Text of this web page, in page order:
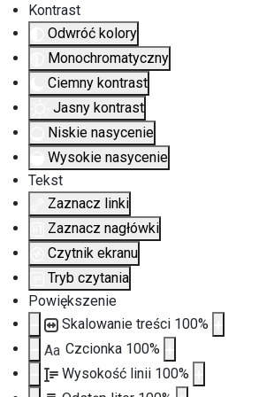
Kontrast
Odwróć kolory
Monochromatyczny
Ciemny kontrast
Jasny kontrast
Niskie nasycenie
Wysokie nasycenie
Tekst
Zaznacz linki
Zaznacz nagłówki
Czytnik ekranu
Tryb czytania
Powiększenie
Skalowanie treści 100%
Aa Czcionka 100%
Wysokość linii 100%